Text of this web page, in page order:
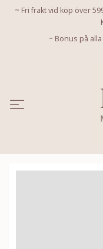
~ Fri frakt vid köp över
~ Bonus på